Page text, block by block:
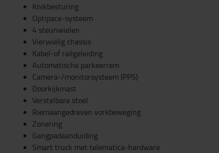
Knikbesturing
Optipace-systeem
4 steunwielen
Vierwielig chassis
Kabel-of railgeleiding
Automatische parkeerrem
Camera-/monitorsysteem (PPS)
Doorkijkmast
Verstelbare stoel
Riemaangedreven vorkbeweging
Zonering
Gangpadaanduiding
Smart truck met telematica-hardware